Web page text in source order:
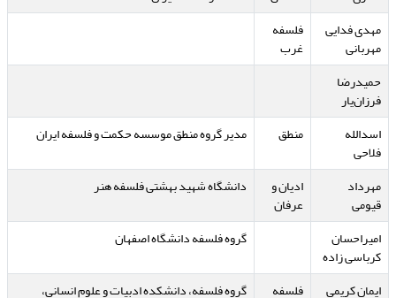
مهدی فدایی
مهربانی
فلسفه
غرب
حمیدرضا
فرزان‌یار
اسدالله
فلاحی
منطق مدیر گروه منطق موسسه حکمت و فلسفه ایران
مهرداد
قیومی
ادیان و
عرفان
دانشگاه شهید بهشتی فلسفه هنر
امیراحسان
کرباسی زاده
گروه فلسفه دانشگاه اصفهان
ایمان کریمی فلسفه گروه فلسفه، دانشکده ادبیات و علوم انسانی،